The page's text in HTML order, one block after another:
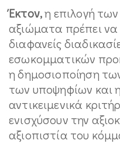
Έκτον,η επιλογή
αξιώματα πρέπει
διαφανείς
εσωκομματικών
η δημοσιοποίηση
των υποψηφίων και
αντικειμενικά
ενισχύσουν την
αξιοπιστία του